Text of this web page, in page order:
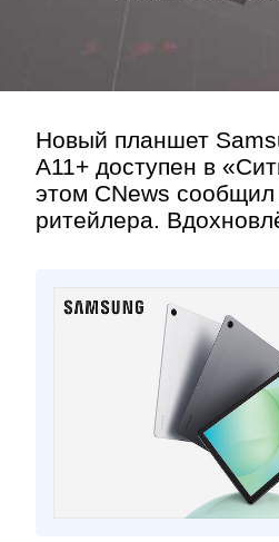
Новый планшет
A11+ доступен в
этом CNews сообщил
ритейлера.
Контакт»